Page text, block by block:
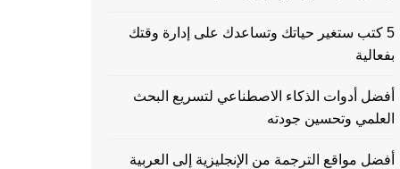
5 كتب ستغير حياتك وتساعدك على إدارة وقتك
بفعالية
أفضل أدوات الذكاء الاصطناعي لتسريع البحث
العلمي وتحسين جودته
أفضل مواقع الترجمة من الإنجليزية إلى العربية